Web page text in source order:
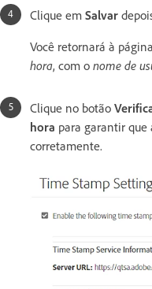
Clique em Salvar
Você retornará à página
hora, com o nome de
Clique no botão
hora para garantir
corretamente.